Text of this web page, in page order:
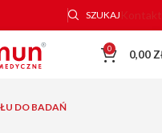
SZUKAJ Kontakt
0 0,00
DO BADAŃ